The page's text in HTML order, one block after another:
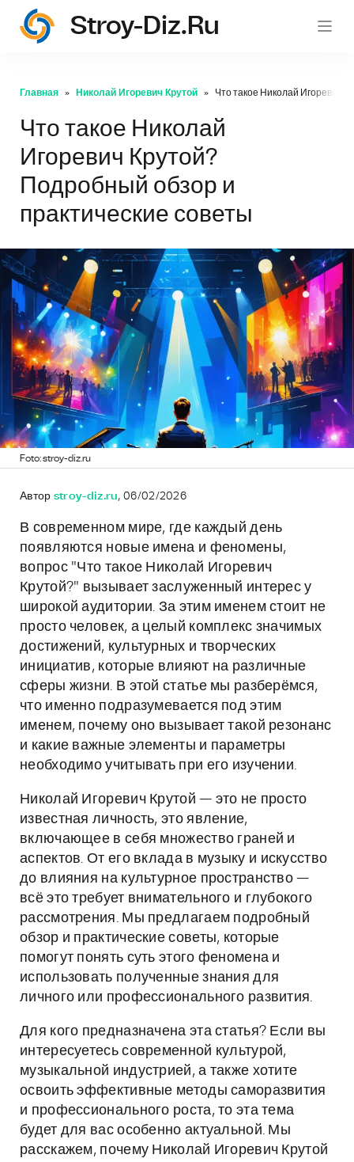
Stroy-Diz.ru
Главная Николай Игоревич Крутой Что такое Николай Игоревич
Что такое Николай
Игоревич Крутой?
Подробный обзор и
практические советы
Foto: stroy-diz.ru
Автор stroy-diz.ru, 06/02/2026
В современном мире, где каждый день
появляются новые имена и феномены,
вопрос "Что такое Николай Игоревич
Крутой?" вызывает заслуженный интерес у
широкой аудитории. За этим именем стоит не
просто человек, а целый комплекс значимых
достижений, культурных и творческих
инициатив, которые влияют на различные
сферы жизни. В этой статье мы разберёмся,
что именно подразумевается под этим
именем, почему оно вызывает такой резонанс
и какие важные элементы и параметры
необходимо учитывать при его изучении.
Николай Игоревич Крутой — это не просто
известная личность, это явление,
включающее в себя множество граней и
аспектов. От его вклада в музыку и искусство
до влияния на культурное пространство —
всё это требует внимательного и глубокого
рассмотрения. Мы предлагаем подробный
обзор и практические советы, которые
помогут понять суть этого феномена и
использовать полученные знания для
личного или профессионального развития.
Для кого предназначена эта статья? Если вы
интересуетесь современной культурой,
музыкальной индустрией, а также хотите
освоить эффективные методы саморазвития
и профессионального роста, то эта тема
будет для вас особенно актуальной. Мы
расскажем, почему Николай Игоревич Крутой